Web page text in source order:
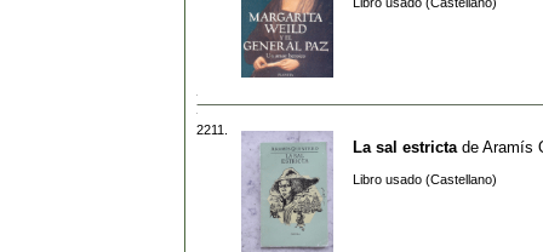
2211.
La sal estricta de Aramís
Libro usado (Castellano)